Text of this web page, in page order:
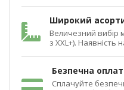
Широкий
Величезний вибір
з XXL+). Наявність
Безпечна
Сплачуйте